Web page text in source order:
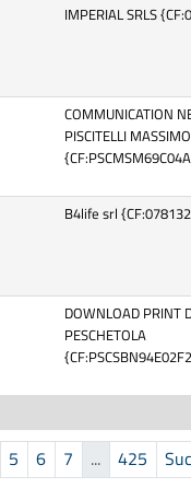
IMPERIAL SRLS
COMMUNICATION
PISCITELLI
B4life srl
DOWNLOAD PRINT
PESCHETOLA
5 6 7 ... 425